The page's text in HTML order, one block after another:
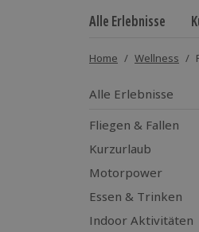
Alle Erlebnisse
Home / Wellness /
Alle Erlebnisse
Fliegen & Fallen
Kurzurlaub
Motorpower
Essen & Trinken
Indoor Aktivitäten